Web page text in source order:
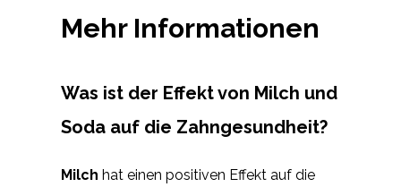
Mehr Informationen
Was ist der Effekt von Milch und
Soda auf die Zahngesundheit?
Milch hat einen positiven Effekt auf die